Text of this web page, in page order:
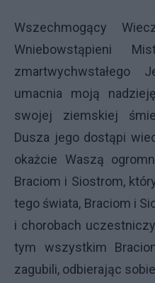
Wszechmogący
Wniebowstąpieni
zmartwychwstałego
umacnia moją
swojej ziemskiej
Dusza jego dostąpi
okażcie Waszą
Braciom i Siostrom,
tego świata, Braciom i
i chorobach
tym wszystkim
zagubili, odbierając